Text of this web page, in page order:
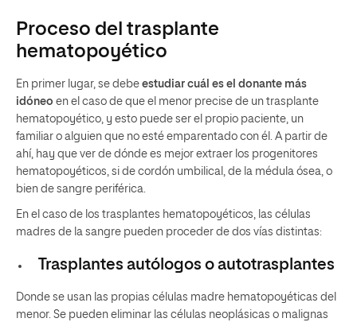
Proceso del trasplante
hematopoyético
En primer lugar, se debe estudiar cuál es el donante más
idóneo en el caso de que el menor precise de un trasplante
hematopoyético, y esto puede ser el propio paciente, un
familiar o alguien que no esté emparentado con él. A partir de
ahí, hay que ver de dónde es mejor extraer los progenitores
hematopoyéticos, si de cordón umbilical, de la médula ósea, o
bien de sangre periférica.
En el caso de los trasplantes hematopoyéticos, las células
madres de la sangre pueden proceder de dos vías distintas:
Trasplantes autólogos o autotrasplantes
Donde se usan las propias células madre hematopoyéticas del
menor. Se pueden eliminar las células neoplásicas o malignas